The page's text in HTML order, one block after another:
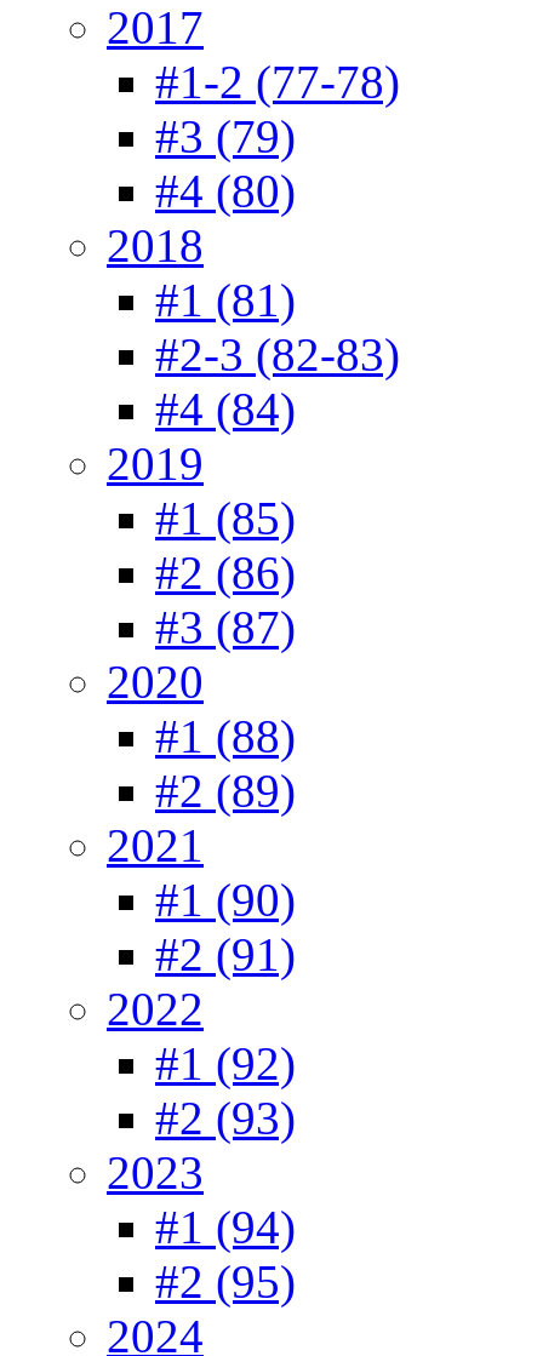
2017
#1-2 (77-78)
#3 (79)
#4 (80)
2018
#1 (81)
#2-3 (82-83)
#4 (84)
2019
#1 (85)
#2 (86)
#3 (87)
2020
#1 (88)
#2 (89)
2021
#1 (90)
#2 (91)
2022
#1 (92)
#2 (93)
2023
#1 (94)
#2 (95)
2024